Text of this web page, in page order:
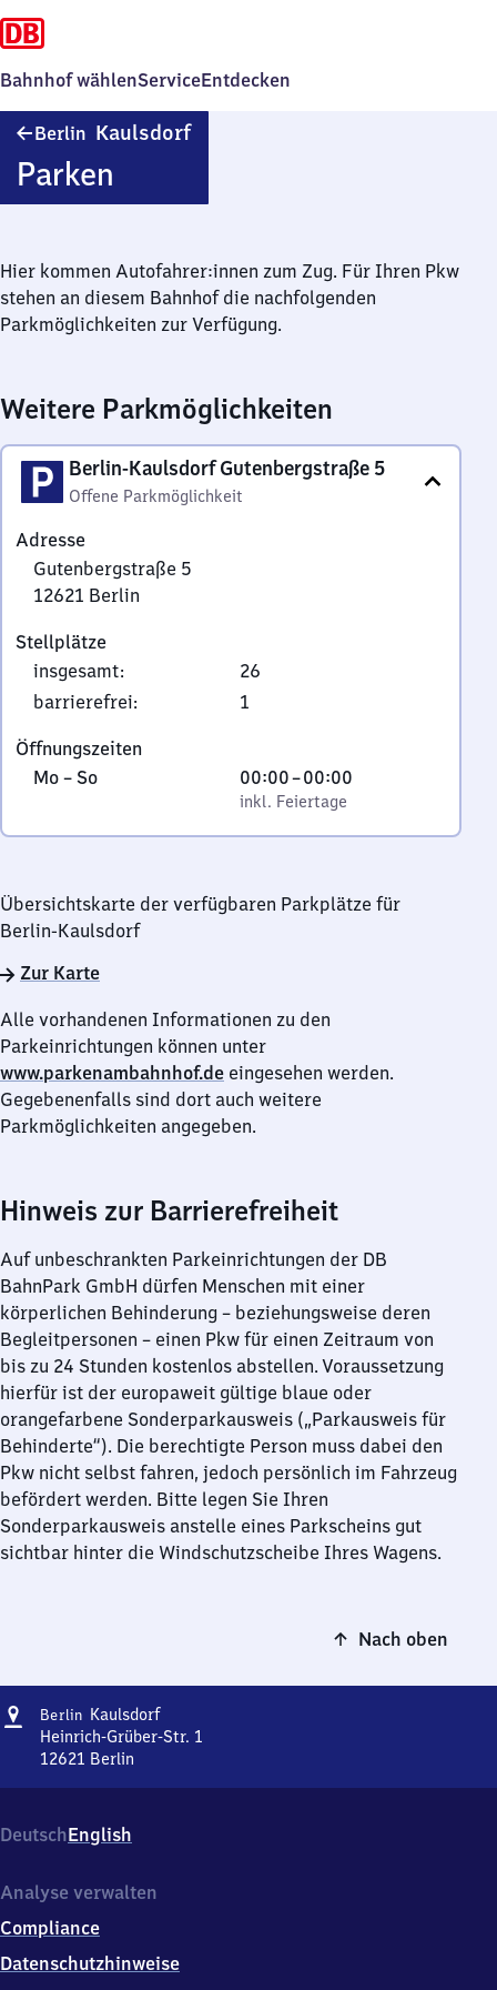
Bahnhof wählenServiceEntdecken
Berlin KaulsdorfBerlin-
Parken
Hier kommen Autofahrer:innen zum Zug. Für Ihren Pkw
stehen an diesem Bahnhof die nachfolgenden
Parkmöglichkeiten zur Verfügung.
Weitere Parkmöglichkeiten
Berlin-Kaulsdorf Gutenbergstraße 5
Offene Parkmöglichkeit
Adresse
Gutenbergstraße 5
12621 Berlin
5,
1
2
2
1
Stellplätze
insgesamt:
26
barrierefrei: 1
Öffnungszeiten
Montag
Sonntag
Mo – So,
00:00–00:00
Von
0
Uhr
Uhr
inkl. Feiertage
Übersichtskarte der verfügbaren Parkplätze für
Berlin-Kaulsdorf
Zur Karte
Alle vorhandenen Informationen zu den
Parkeinrichtungen können unter
www.parkenambahnhof.de eingesehen werden.
Gegebenenfalls sind dort auch weitere
Parkmöglichkeiten angegeben.
Hinweis zur Barrierefreiheit
Auf unbeschrankten Parkeinrichtungen der DB
BahnPark GmbH dürfen Menschen mit einer
körperlichen Behinderung – beziehungsweise deren
Begleitpersonen – einen Pkw für einen Zeitraum von
bis zu 24 Stunden kostenlos abstellen. Voraussetzung
hierfür ist der europaweit gültige blaue oder
orangefarbene Sonderparkausweis („Parkausweis für
Behinderte“). Die berechtigte Person muss dabei den
Pkw nicht selbst fahren, jedoch persönlich im Fahrzeug
befördert werden. Bitte legen Sie Ihren
Sonderparkausweis anstelle eines Parkscheins gut
sichtbar hinter die Windschutzscheibe Ihres Wagens.
Nach oben
Adresse
Berlin KaulsdorfBerlin-
Kaulsdorf
Heinrich-Grüber-Str. 1
12621 Berlin
Heinrich-
Grüber-
1,
2
6
DeutschEnglish
Analyse verwalten
Compliance
Datenschutzhinweise